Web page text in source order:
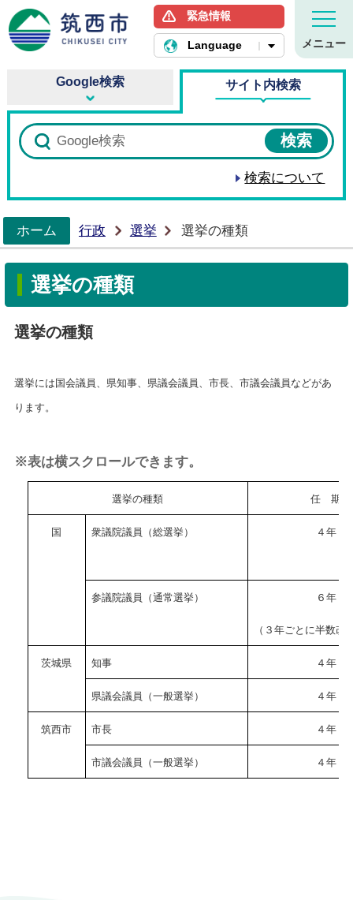
筑西市ホームページ
緊急情報
Language メニュー
Google検索 サイト内検索
検索について
ホーム
行政 選挙 選挙の種類
選挙の種類
選挙の種類
選挙には国会議員、県知事、県議会議員、市長、市議会議員などがあ
ります。
※表は横スクロールできます。
選挙の種類 任 期
国 衆議院議員（総選挙） ４年
参議院議員（通常選挙） ６年
（３年ごとに半数改
茨城県 知事 ４年
県議会議員（一般選挙） ４年
筑西市 市長 ４年
市議会議員（一般選挙） ４年